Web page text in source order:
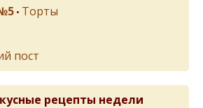
• Торты
пост
рецепты недели